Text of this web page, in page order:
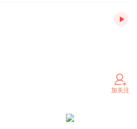
加关注